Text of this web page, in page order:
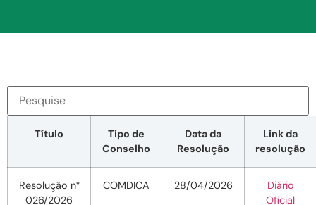
Título
Tipo de
Conselho
Data da
Resolução
Link da
resolução
Resolução n°
026/2026
COMDICA 28/04/2026
Diário
Oficial